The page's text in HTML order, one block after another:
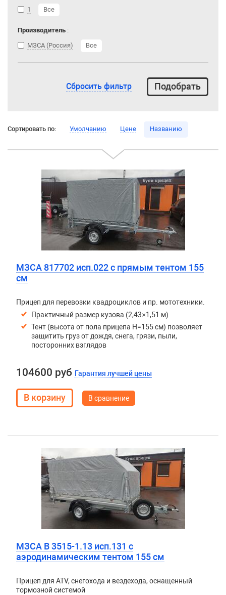
1
Все
Производитель :
МЗСА (Россия)
Все
Сбросить фильтр
Сортировать по: Умолчанию Цене Названию
МЗСА 817702 исп.022 с прямым тентом 155
см
Прицеп для перевозки квадроциклов и пр. мототехники.
Практичный размер кузова (2,43×1,51 м)
Тент (высота от пола прицепа H=155 см) позволяет
защитить груз от дождя, снега, грязи, пыли,
посторонних взглядов
104600 руб Гарантия лучшей цены
В сравнение
МЗСА B 3515-1.13 исп.131 с
аэродинамическим тентом 155 см
Прицеп для ATV, снегохода и вездехода, оснащенный
тормозной системой